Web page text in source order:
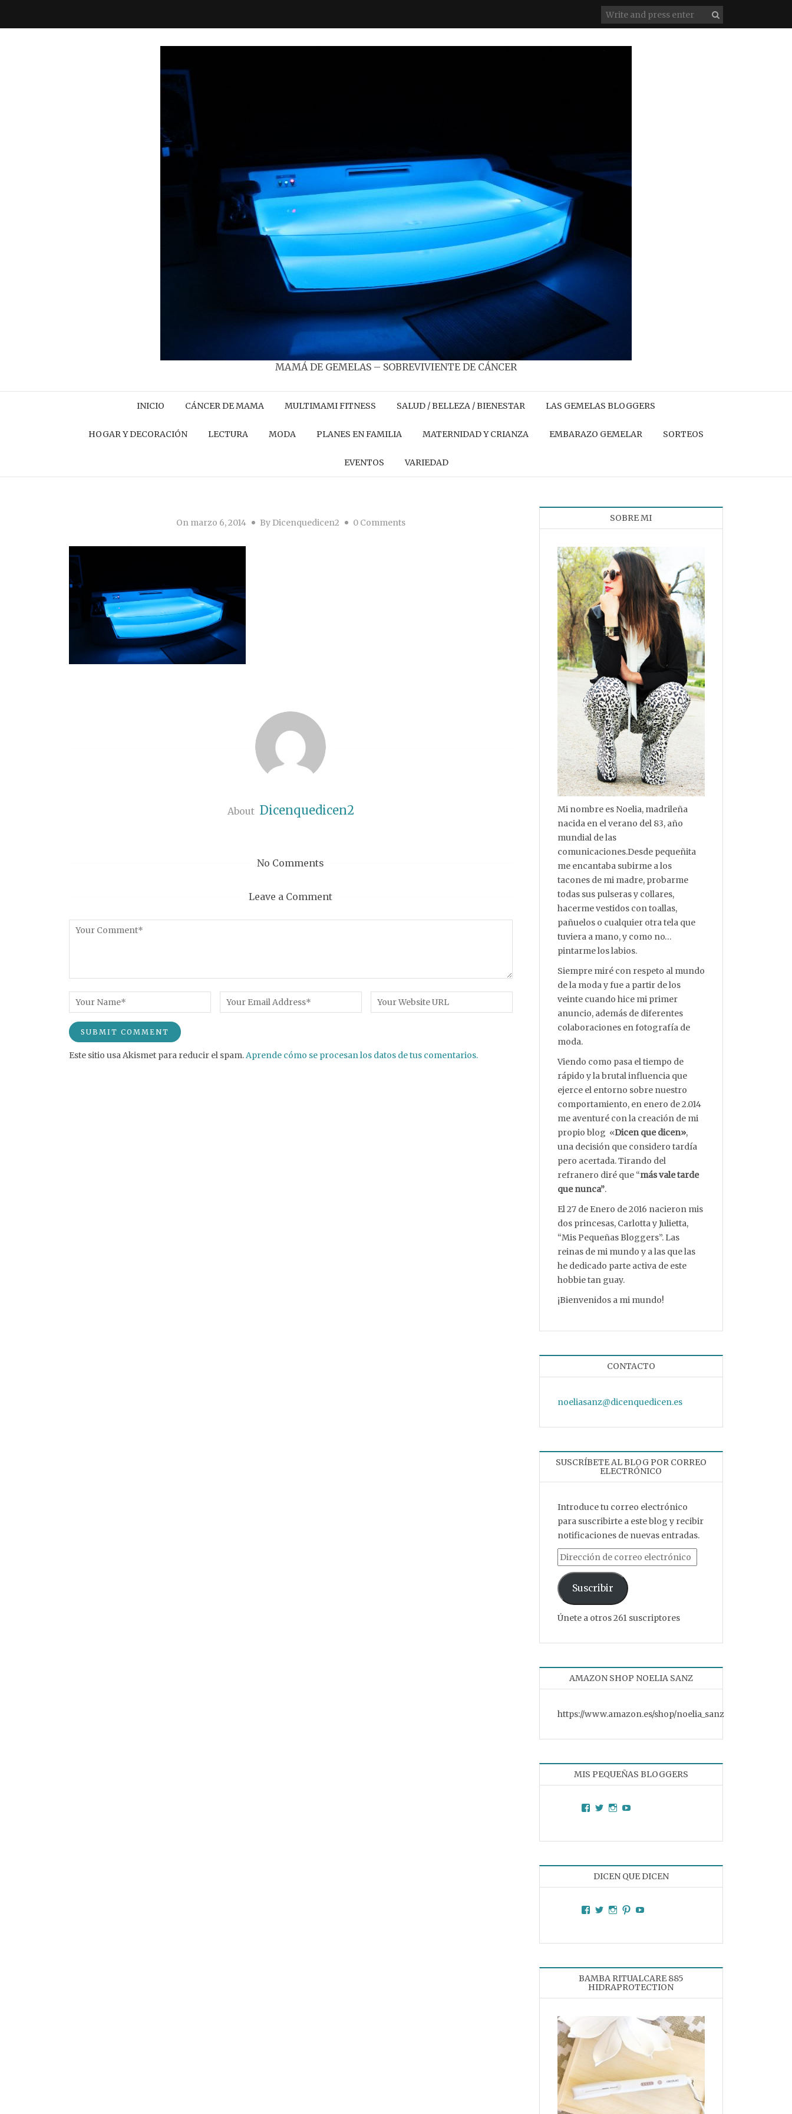
MAMÁ DE GEMELAS – SOBREVIVIENTE DE CÁNCER
INICIO CÁNCER DE MAMA MULTIMAMI FITNESS SALUD / BELLEZA / BIENESTAR LAS GEMELAS BLOGGERS
HOGAR Y DECORACIÓN LECTURA MODA PLANES EN FAMILIA MATERNIDAD Y CRIANZA EMBARAZO GEMELAR SORTEOS
EVENTOS VARIEDAD
Onmarzo 6, 2014 By Dicenquedicen2 0 Comments
About Dicenquedicen2
No Comments
Leave a Comment
Este sitio usa Akismet para reducir el spam.Aprende cómo se procesan los datos de tus comentarios.
SOBRE MI
Mi nombre es Noelia, madrileña
nacida en el verano del 83, año
mundial de las
comunicaciones.Desde pequeñita
me encantaba subirme a los
tacones de mi madre, probarme
todas sus pulseras y collares,
hacerme vestidos con toallas,
pañuelos o cualquier otra tela que
tuviera a mano, y como no…
pintarme los labios.
Siempre miré con respeto al mundo
de la moda y fue a partir de los
veinte cuando hice mi primer
anuncio, además de diferentes
colaboraciones en fotografía de
moda.
Viendo como pasa el tiempo de
rápido y la brutal influencia que
ejerce el entorno sobre nuestro
comportamiento, en enero de 2.014
me aventuré con la creación de mi
propio blog «Dicen que dicen»,
una decisión que considero tardía
pero acertada. Tirando del
refranero diré que “más vale tarde
que nunca”.
El 27 de Enero de 2016 nacieron mis
dos princesas, Carlotta y Julietta,
“Mis Pequeñas Bloggers”. Las
reinas de mi mundo y a las que las
he dedicado parte activa de este
hobbie tan guay.
¡Bienvenidos a mi mundo!
CONTACTO
noeliasanz@dicenquedicen.es
SUSCRÍBETE AL BLOG POR CORREO
ELECTRÓNICO
Introduce tu correo electrónico
para suscribirte a este blog y recibir
notificaciones de nuevas entradas.
Dirección de correo electrónico
Suscribir
Únete a otros 261 suscriptores
AMAZON SHOP NOELIA SANZ
https://www.amazon.es/shop/noelia_sanz
MIS PEQUEÑAS BLOGGERS
Facebook
TwitterInstagram
YouTube
DICEN QUE DICEN
Facebook
TwitterInstagram
PinterestYouTube
BAMBA RITUALCARE 885
HIDRAPROTECTION